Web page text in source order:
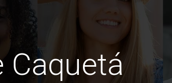
Caquetá